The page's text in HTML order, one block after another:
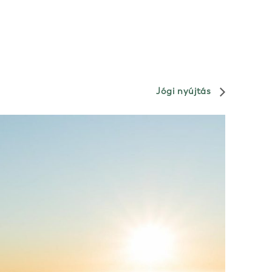
Jógi nyújtás